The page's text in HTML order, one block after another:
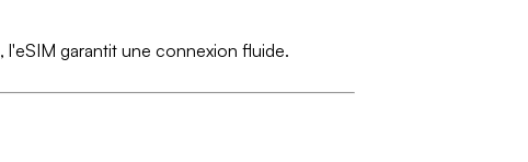
, l'eSIM garantit une connexion fluide.